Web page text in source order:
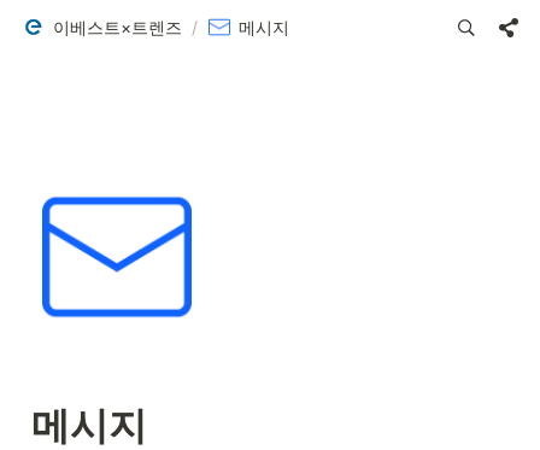
이베스트×트렌즈 / 메시지
메시지